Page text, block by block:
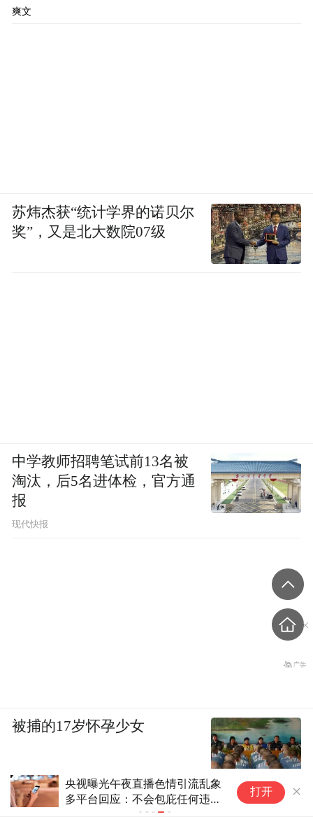
央视曝光午夜直播色情引流乱象
多平台回应：不会包庇任何违规
打开
爽文
苏炜杰获“统计学界的诺贝尔
奖”，又是北大数院07级
中学教师招聘笔试前13名被
淘汰，后5名进体检，官方通
报
现代快报
被捕的17岁怀孕少女